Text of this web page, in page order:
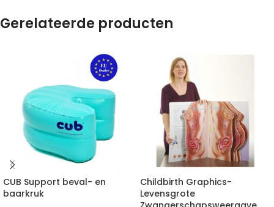
Gerelateerde producten
CUB Support beval- en
baarkruk
Childbirth Graphics-
Levensgrote